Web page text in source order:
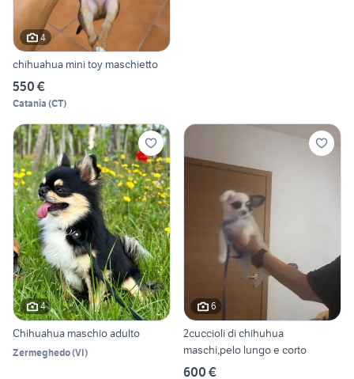
4
chihuahua mini toy maschietto
550 €
Catania (CT)
4
Chihuahua maschio adulto
Zermeghedo(VI)
6
2cuccioli di chihuhua
maschi,pelo lungo e corto
600 €